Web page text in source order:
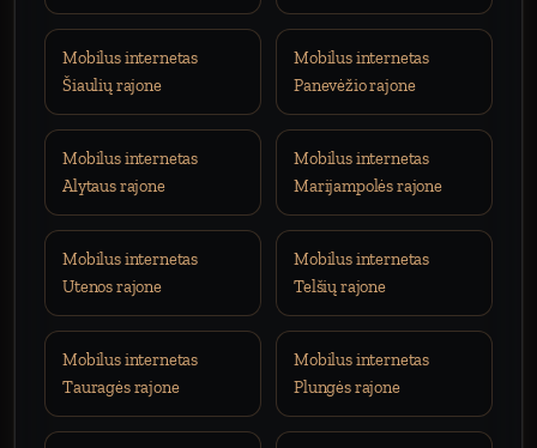
Mobilus internetas
Šiaulių rajone
Mobilus internetas
Panevėžio rajone
Mobilus internetas
Alytaus rajone
Mobilus internetas
Marijampolės rajone
Mobilus internetas
Utenos rajone
Mobilus internetas
Telšių rajone
Mobilus internetas
Tauragės rajone
Mobilus internetas
Plungės rajone